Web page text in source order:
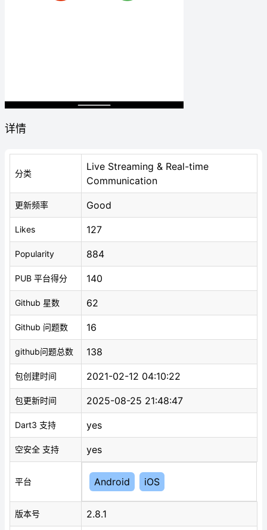
详情
分类
Live Streaming & Real-time
Communication
更新频率 Good
Likes 127
Popularity 884
PUB 平台得分 140
Github 星数 62
Github 问题数 16
github问题总数 138
包创建时间 2021-02-12 04:10:22
包更新时间 2025-08-25 21:48:47
Dart3 支持 yes
空安全 支持 yes
平台 Android iOS
版本号 2.8.1